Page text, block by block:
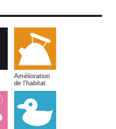
Amélioration
de l'habitat